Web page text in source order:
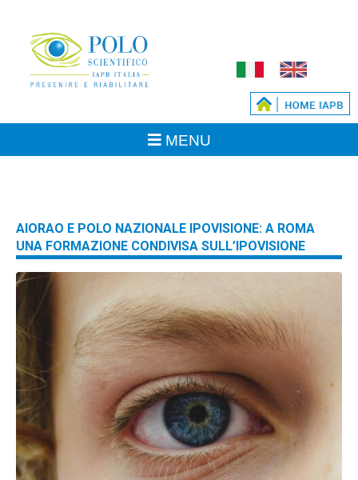
AIORAO E POLO NAZIONALE IPOVISIONE: A ROMA
UNA FORMAZIONE CONDIVISA SULL’IPOVISIONE